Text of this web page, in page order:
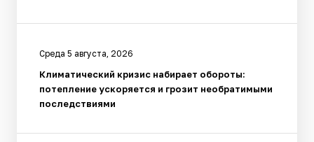
Среда 5 августа, 2026
Климатический кризис набирает обороты:
потепление ускоряется и грозит необратимыми
последствиями